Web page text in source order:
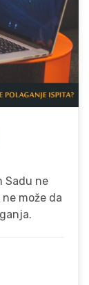
Sadu ne
može da